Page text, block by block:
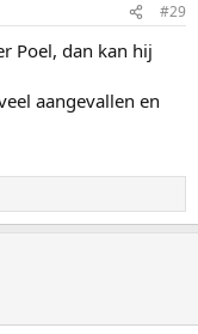
#29
Poel, dan kan hij
aangevallen en